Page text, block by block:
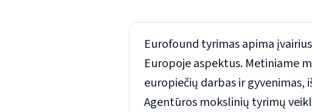
Eurofound tyrimas apima
Europoje aspektus. Metiniame
europiečių darbas ir
Agentūros mokslinių tyrimų